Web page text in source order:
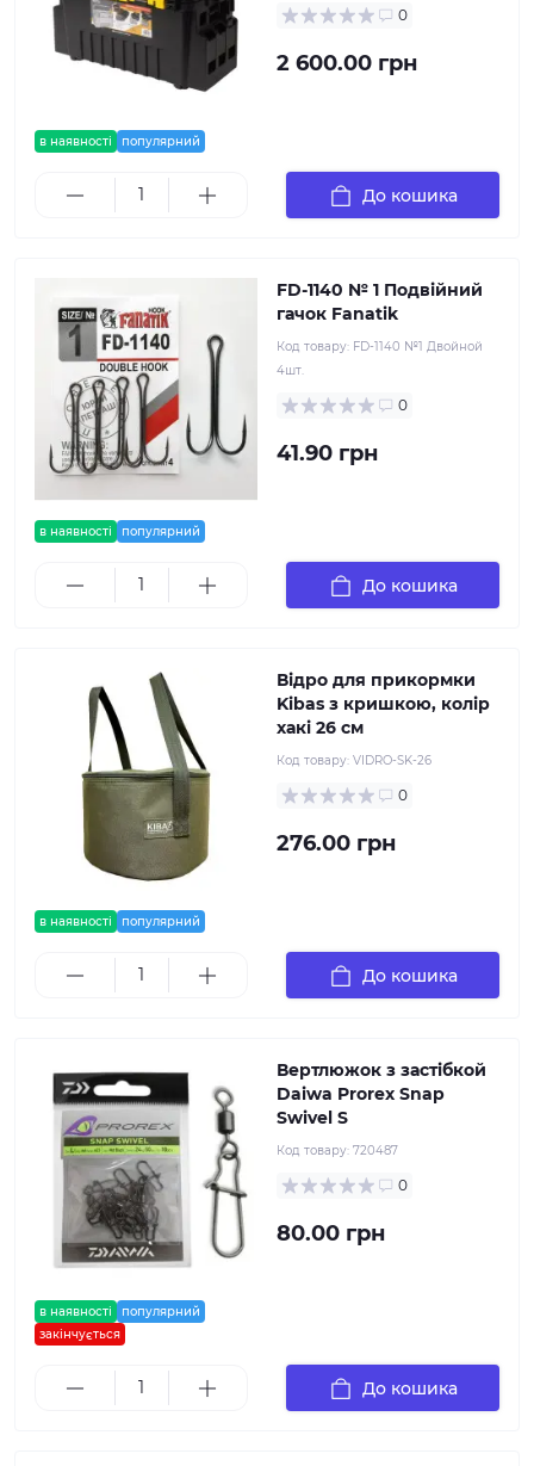
в наявності популярний
0
2 600.00 грн
До кошика
в наявності популярний
FD-1140 № 1 Подвійний
гачок Fanatik
Код товару: FD-1140 №1 Двойной
4шт.
0
41.90 грн
До кошика
в наявності популярний
Відро для прикормки
Kibas з кришкою, колір
хакі 26 см
Код товару: VIDRO-SK-26
0
276.00 грн
До кошика
в наявності
популярний
закінчується
Вертлюжок з застібкой
Daiwa Prorex Snap
Swivel S
Код товару: 720487
0
80.00 грн
До кошика